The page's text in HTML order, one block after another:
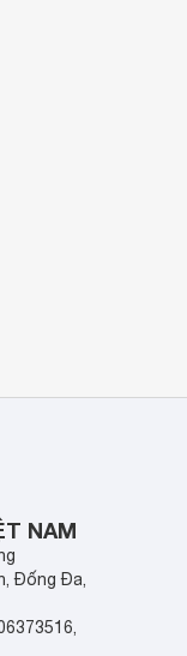
NAM
Đống Đa,